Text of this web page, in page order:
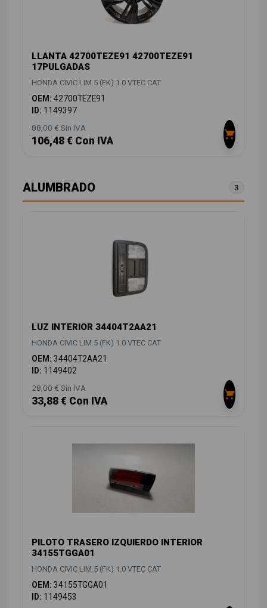
LLANTA 42700TEZE91 42700TEZE91
17PULGADAS
HONDA CIVIC LIM.5 (FK) 1.0 VTEC CAT
OEM: 42700TEZE91
ID: 1149397
88,00 € Sin IVA
106,48 € Con IVA
ALUMBRADO 3
LUZ INTERIOR 34404T2AA21
HONDA CIVIC LIM.5 (FK) 1.0 VTEC CAT
OEM: 34404T2AA21
ID: 1149402
28,00 € Sin IVA
33,88 € Con IVA
PILOTO TRASERO IZQUIERDO INTERIOR
34155TGGA01
HONDA CIVIC LIM.5 (FK) 1.0 VTEC CAT
OEM: 34155TGGA01
ID: 1149453